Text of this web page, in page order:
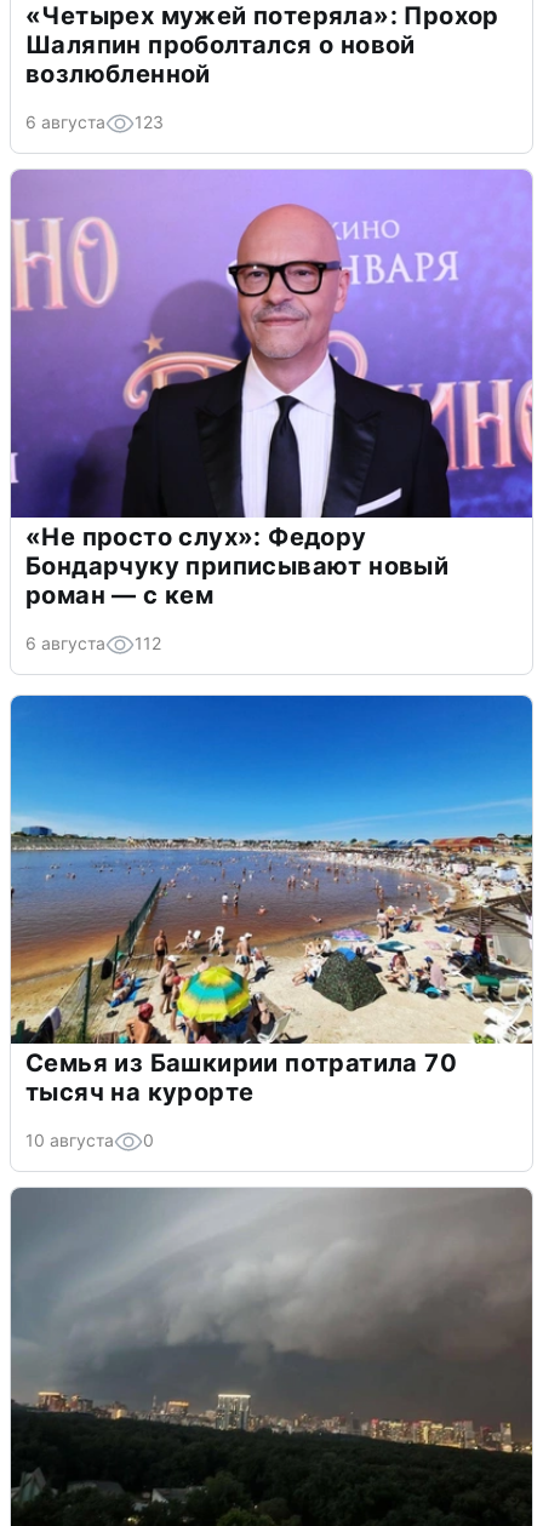
«Четырех мужей потеряла»: Прохор
Шаляпин проболтался о новой
возлюбленной
6 августа 123
«Не просто слух»: Федору
Бондарчуку приписывают новый
роман — с кем
6 августа 112
Семья из Башкирии потратила 70
тысяч на курорте
10 августа 0